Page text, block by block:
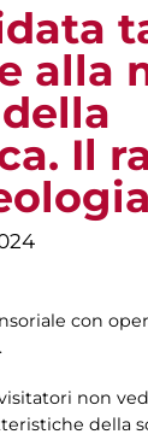
alla
Il
con
non
della